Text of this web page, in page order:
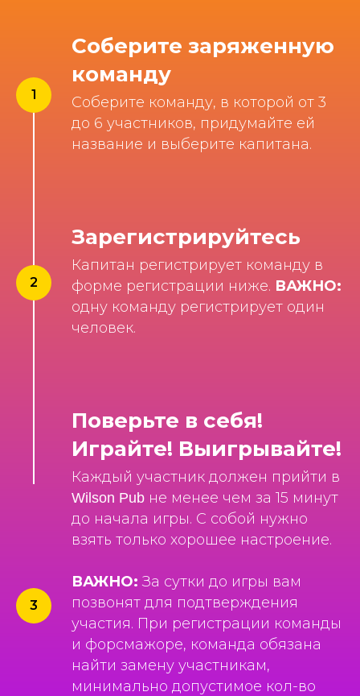
Соберите заряженную
команду
Соберите команду, в которой от 3
до 6 участников, придумайте ей
название и выберите капитана.
Зарегистрируйтесь
Капитан регистрирует команду в
форме регистрации ниже. ВАЖНО:
одну команду регистрирует один
человек.
Поверьте в себя!
Играйте! Выигрывайте!
Каждый участник должен прийти в
Wilson Pub не менее чем за 15 минут
до начала игры. С собой нужно
взять только хорошее настроение.
ВАЖНО: За сутки до игры вам
позвонят для подтверждения
участия. При регистрации команды
и форсмажоре, команда обязана
найти замену участникам,
минимально допустимое кол-во